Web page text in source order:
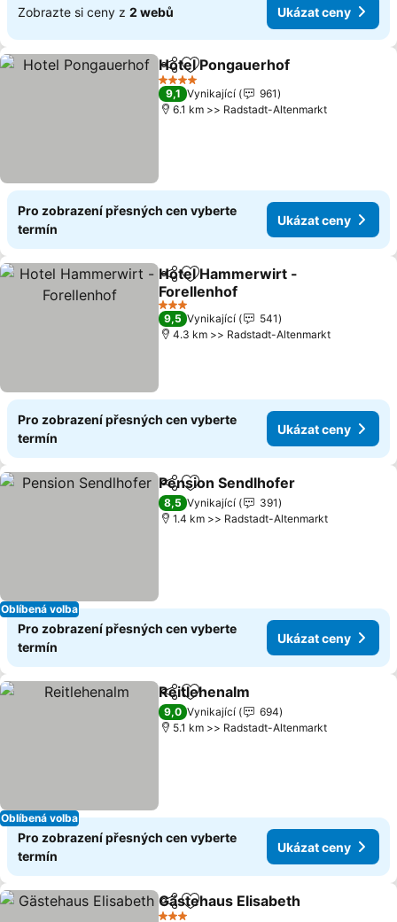
Zobrazte si ceny z 2 webů Ukázat ceny
SdíletPřidat na seznam oblíbených
Hotel Pongauerhof
4 Počet hvězdiček
9,1 Vynikající
961
6.1 km >> Radstadt-Altenmarkt
Pro zobrazení přesných cen vyberte
termín
Ukázat ceny
SdíletPřidat na seznam oblíbených
Hotel Hammerwirt -
Forellenhof
Ukázat ceny
3 Počet hvězdiček
9,5 Vynikající
541
4.3 km >> Radstadt-Altenmarkt
Pro zobrazení přesných cen vyberte
termín
Ukázat ceny
Oblíbená volba
SdíletPřidat na seznam oblíbených
Pension Sendlhofer
8,5 Vynikající
391
1.4 km >> Radstadt-Altenmarkt
Pro zobrazení přesných cen vyberte
termín
Ukázat ceny
Oblíbená volba
SdíletPřidat na seznam oblíbených
Reitlehenalm
9,0 Vynikající
694
5.1 km >> Radstadt-Altenmarkt
Pro zobrazení přesných cen vyberte
termín
Ukázat ceny
SdíletPřidat na seznam oblíbených
Gästehaus Elisabeth